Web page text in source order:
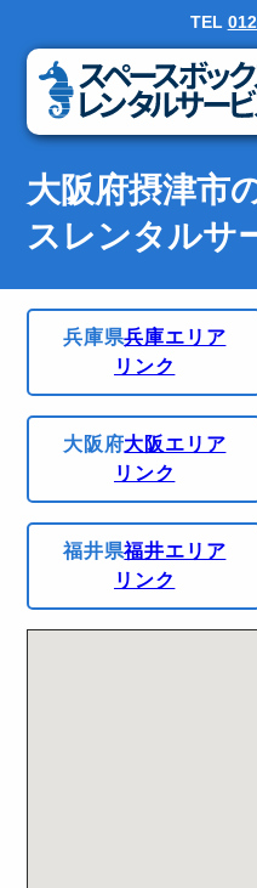
TEL
大阪府摂津市
スレンタルサ
兵庫県兵庫エリア
リンク
大阪府大阪エリア
リンク
福井県福井エリア
リンク